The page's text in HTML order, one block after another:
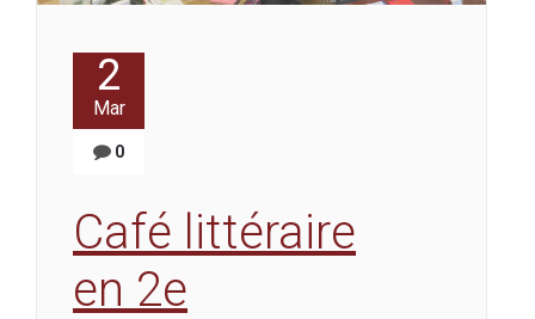
2
Mar
0
Café littéraire
en 2e